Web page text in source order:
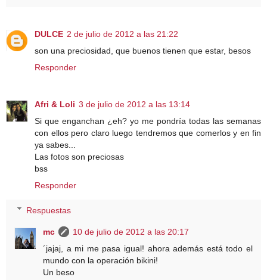
DULCE 2 de julio de 2012 a las 21:22
son una preciosidad, que buenos tienen que estar, besos
Responder
Afri & Loli 3 de julio de 2012 a las 13:14
Si que enganchan ¿eh? yo me pondría todas las semanas
con ellos pero claro luego tendremos que comerlos y en fin
ya sabes...
Las fotos son preciosas
bss
Responder
Respuestas
mc
10 de julio de 2012 a las 20:17
´jajaj, a mi me pasa igual! ahora además está todo el
mundo con la operación bikini!
Un beso